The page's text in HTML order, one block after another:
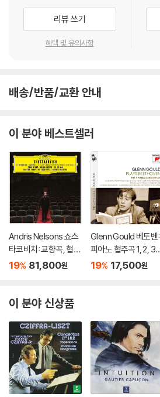
리뷰 쓰기
혜택 및 유의사항
배송/반품/교환 안내
이 분야 베스트셀러
Andris Nelsons 쇼스
타코비치: 교향곡, 협주
곡 (Shostakovich: S
of Mtsensk District)
19% 81,800원
Glenn Gould 베토벤:
피아노 협주곡 1, 2, 3,
4, 5번 `황제` - 글렌 굴
19% 17,500원
이 분야 신상품